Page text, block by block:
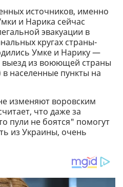
источников, именно
и Нарика сейчас
эвакуации в
кругах страны-
Умке и Нарику —
выезд из воюющей страны
населенные пункты на
изменяют воровским
что даже за
пули не боятся" помогут
из Украины, очень